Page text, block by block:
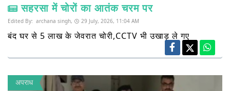
सहरसा में चोरों का आतंक चरम पर
Edited By: archana singh, 29 July, 2026, 11:04 AM
बंद घर से 5 लाख के जेवरात चोरी,CCTV भी उखाड़ ले गए
अपराध